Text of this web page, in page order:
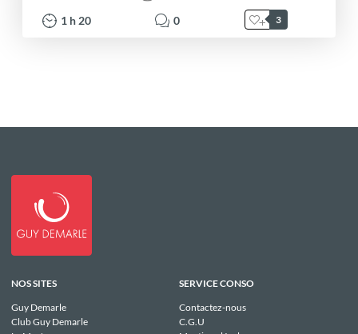
1 h 20 0 3
NOS SITES
Guy Demarle
Club Guy Demarle
SERVICE CONSO
Contactez-nous
C.G.U